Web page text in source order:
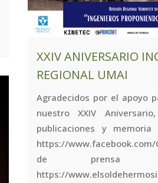
XXIV ANIVERSARIO
REGIONAL UMAI
Agradecidos por el apoyo
nuestro XXIV
publicaciones y
https://
de prensa
https://